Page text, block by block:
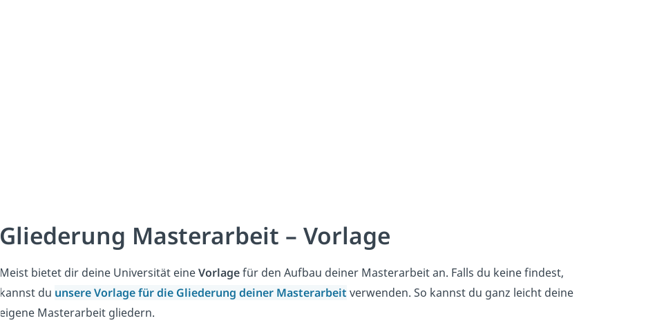
Gliederung Masterarbeit – Vorlage
Meist bietet dir deine Universität eineVorlagefür den Aufbau deiner Masterarbeit an. Falls du keine findest,
kannst du unsere Vorlage für die Gliederung deiner Masterarbeit verwenden. So kannst du ganz leicht deine
eigene Masterarbeit gliedern.